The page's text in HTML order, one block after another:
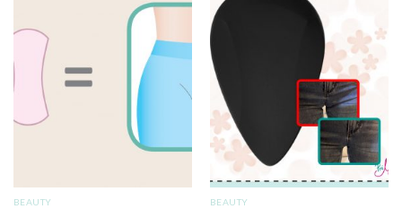
Auf die
Wunschliste
BEAUTY
Wunschliste
BEAUTY